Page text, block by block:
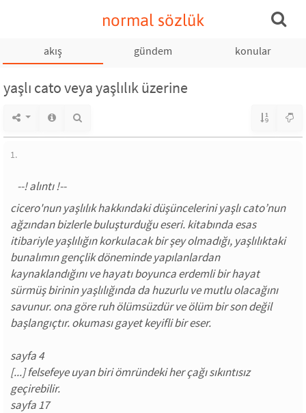
normal sözlük
akış gündem konular
yaşlı cato veya yaşlılık üzerine
1.
cicero'nun yaşlılık hakkındaki düşüncelerini yaşlı cato’nun
ağzından bizlerle buluşturduğu eseri. kitabında esas
itibariyle yaşlılığın korkulacak bir şey olmadığı, yaşlılıktaki
bunalımın gençlik döneminde yapılanlardan
kaynaklandığını ve hayatı boyunca erdemli bir hayat
sürmüş birinin yaşlılığında da huzurlu ve mutlu olacağını
savunur. ona göre ruh ölümsüzdür ve ölüm bir son değil
başlangıçtır. okuması gayet keyifli bir eser.
sayfa 4
[...] felsefeye uyan biri ömründeki her çağı sıkıntısız
geçirebilir.
sayfa 17